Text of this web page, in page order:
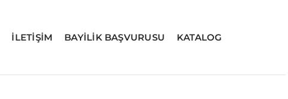
İLETİŞİM BAYİLİK BAŞVURUSU KATALOG